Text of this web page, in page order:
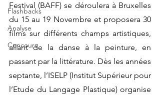
Flashbacks
Analyse
Concours
Festival (BAFF) se déroulera à Bruxelles
du 15 au 19 Novembre et proposera 30
films sur différents champs artistiques,
allant de la danse à la peinture, en
passant par la littérature. Dès les années
septante, l’ISELP (Institut Supérieur pour
l’Etude du Langage Plastique) organise